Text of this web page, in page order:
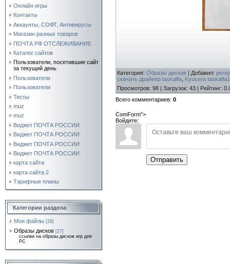
Онлайн игры
Контакты
Аккаунты, СОФТ, Антивирусы
Магазин разных товаров
ПОЧТА РФ ОТСЛЕЖИВАНИЕ
Каталог сайтов
Пользователи, посетившие сайт
за текущий день
Пользователи
Пользователи
Тесты
muz
muz
Виджет ПОЧТА РОССИИ
Виджет ПОЧТА РОССИИ
Виджет ПОЧТА РОССИИ
Виджет ПОЧТА РОССИИ
карта сайта
карта сайта 2
Тарифные планы
Категории раздела
Мои файлы [28]
Образы дисков [27]
ссылки на образы дисков игр для
PC
Категория: Образы дисков | Добавил:
скачать драйвер taskalfa Kyocera
Просмотров: 98 | Загрузок: 43 | Рейтинг:
Всего комментариев: 0
ComForm">
Войдите:
Отправить